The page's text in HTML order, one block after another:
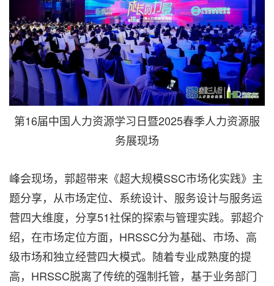
第16届中国人力资源学习日暨2025春季人力资源服
务展现场
峰会现场，郭超带来《超大规模SSC市场化实践》主
题分享，从市场定位、系统设计、服务设计与服务运
营四大维度，分享51社保的探索与管理实践。郭超介
绍，在市场定位方面，HRSSC分为基础、市场、高
级市场和独立经营四大模式。随着专业成熟度的提
高，HRSSC脱离了传统的强制托管，基于业务部门